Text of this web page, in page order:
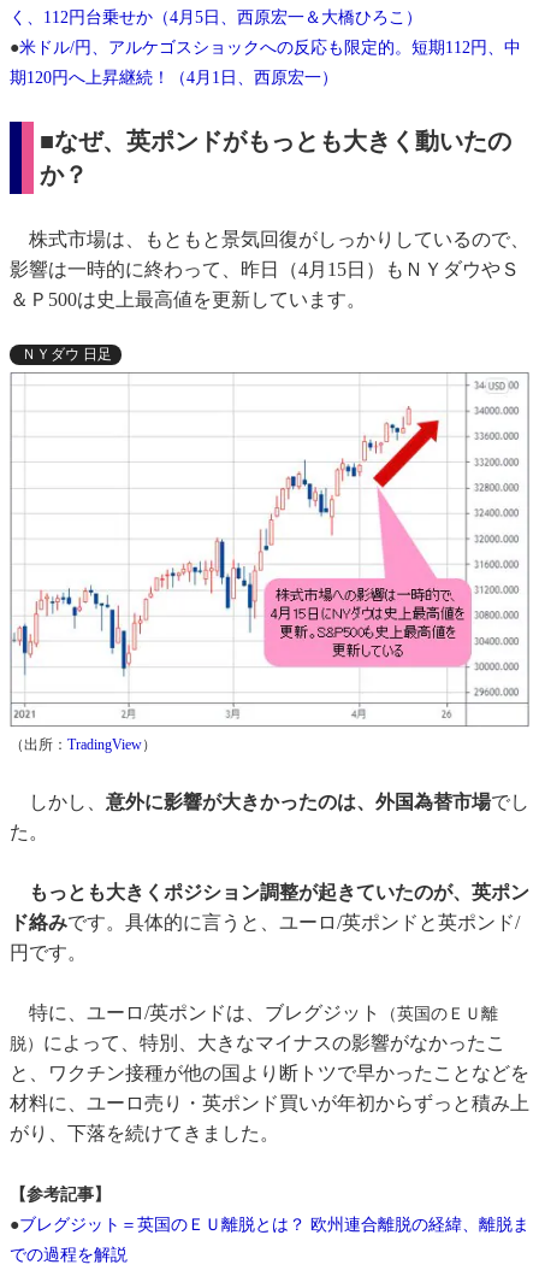
く、112円台乗せか（4月5日、西原宏一＆大橋ひろこ）
●米ドル/円、アルケゴスショックへの反応も限定的。短期112円、中
期120円へ上昇継続！（4月1日、西原宏一）
■なぜ、英ポンドがもっとも大きく動いたの
か？
株式市場は、もともと景気回復がしっかりしているので、
影響は一時的に終わって、昨日（4月15日）もＮＹダウやＳ
＆Ｐ500は史上最高値を更新しています。
ＮＹダウ 日足
（出所： TradingView）
しかし、 意外に影響が大きかったのは、外国為替市場でし
た。
もっとも大きくポジション調整が起きていたのが、英ポン
ド絡みです。具体的に言うと、ユーロ/英ポンドと英ポンド/
円です。
特に、ユーロ/英ポンドは、ブレグジット
（英国のＥＵ離
脱） によって、特別、大きなマイナスの影響がなかったこ
と、ワクチン接種が他の国より断トツで早かったことなどを
材料に、ユーロ売り・英ポンド買いが年初からずっと積み上
がり、下落を続けてきました。
【参考記事】
●ブレグジット＝英国のＥＵ離脱とは？ 欧州連合離脱の経緯、離脱ま
での過程を解説